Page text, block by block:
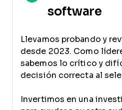
software
Llevamos probando y
desde 2023. Como
sabemos lo crítico y
decisión correcta al
Invertimos en una